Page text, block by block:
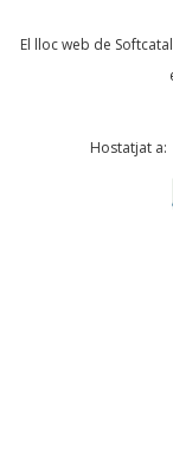
Què
Comentari *
El lloc web de
Hostatjat a: